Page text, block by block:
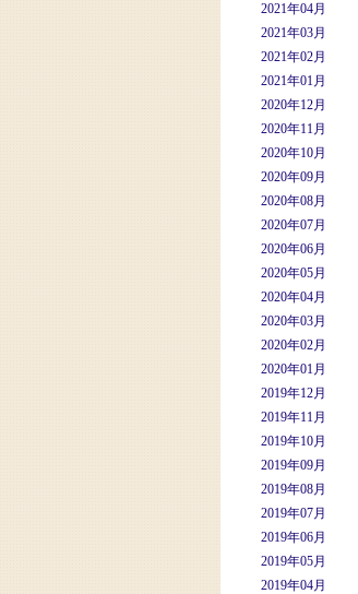
2021年04月
2021年03月
2021年02月
2021年01月
2020年12月
2020年11月
2020年10月
2020年09月
2020年08月
2020年07月
2020年06月
2020年05月
2020年04月
2020年03月
2020年02月
2020年01月
2019年12月
2019年11月
2019年10月
2019年09月
2019年08月
2019年07月
2019年06月
2019年05月
2019年04月